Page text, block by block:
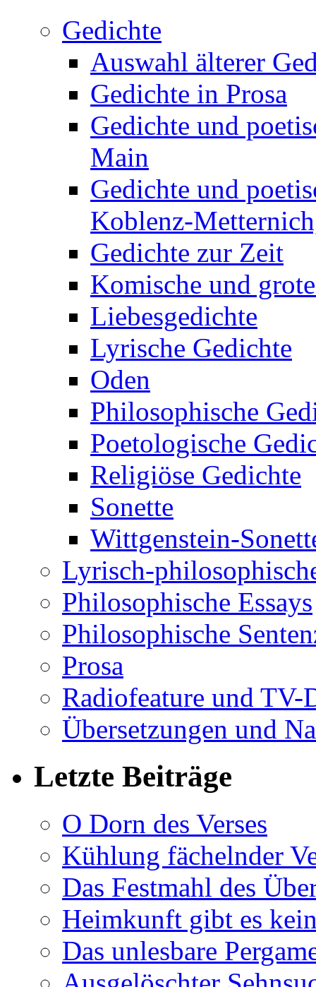
Gedichte
Auswahl älterer
Gedichte in Prosa
Gedichte und
Main
Gedichte und
Koblenz-
Gedichte zur Zeit
Komische und
Liebesgedichte
Lyrische Gedichte
Oden
Philosophische
Poetologische
Religiöse Gedichte
Sonette
Wittgenstein-
Lyrisch-
Philosophische Essays
Philosophische
Prosa
Radiofeature und TV-
Übersetzungen und
Letzte Beiträge
O Dorn des Verses
Kühlung fächelnder
Das Festmahl des
Heimkunft gibt es
Das unlesbare